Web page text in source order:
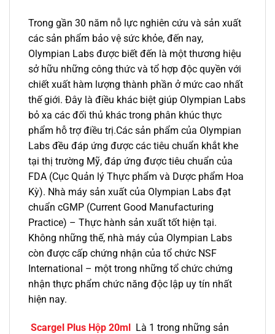
Trong gần 30 năm nỗ lực nghiên cứu và sản xuất
các sản phẩm bảo vệ sức khỏe, đến nay,
Olympian Labs được biết đến là một thương hiệu
sở hữu những công thức và tổ hợp độc quyền với
chiết xuất hàm lượng thành phần ở mức cao nhất
thế giới. Đây là điều khác biệt giúp Olympian Labs
bỏ xa các đối thủ khác trong phân khúc thực
phẩm hỗ trợ điều trị.Các sản phẩm của Olympian
Labs đều đáp ứng được các tiêu chuẩn khắt khe
tại thị trường Mỹ, đáp ứng được tiêu chuẩn của
FDA (Cục Quản lý Thực phẩm và Dược phẩm Hoa
Kỳ). Nhà máy sản xuất của Olympian Labs đạt
chuẩn cGMP (Current Good Manufacturing
Practice) – Thực hành sản xuất tốt hiện tại.
Không những thế, nhà máy của Olympian Labs
còn được cấp chứng nhận của tổ chức NSF
International – một trong những tổ chức chứng
nhận thực phẩm chức năng độc lập uy tín nhất
hiện nay.
Scargel Plus Hộp 20ml Là 1 trong những sản